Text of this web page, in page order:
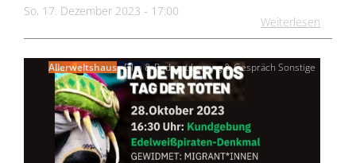
So, 17. Dezember 2023 - 17:00
Weiterlesen
Allerweltshaus Film & Podcast Lesung & Gespräch Sonstige